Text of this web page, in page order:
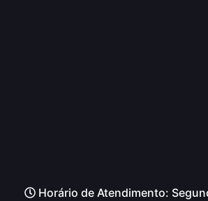
Horário de Atendimento: